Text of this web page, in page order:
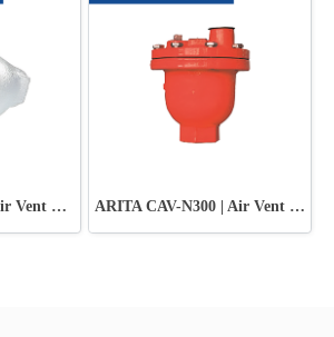
ARITA IAV-S200 | Air Vent Valve Cast Iron ARITA CAV-N300 | Air Vent Valve Cast Steel